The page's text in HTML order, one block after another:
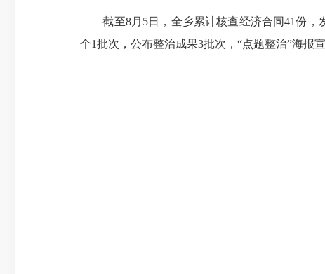
截至8月5日，全乡累计核查经济合同41份，
个1批次，公布整治成果3批次，“点题整治”海报